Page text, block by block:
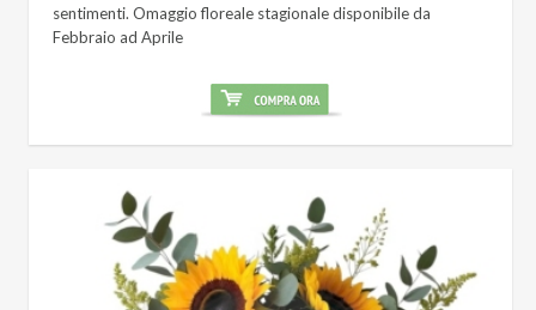
sentimenti. Omaggio floreale stagionale disponibile da
Febbraio ad Aprile